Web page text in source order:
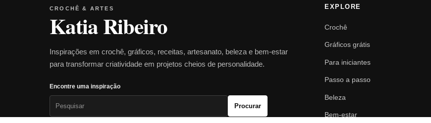
CROCHÊ & ARTES
Katia Ribeiro
Inspirações em crochê, gráficos, receitas, artesanato, beleza e bem-estar
para transformar criatividade em projetos cheios de personalidade.
Encontre uma inspiração
Procurar
EXPLORE
Crochê
Gráficos grátis
Para iniciantes
Passo a passo
Beleza
Bem-estar